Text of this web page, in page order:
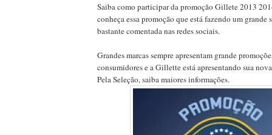
Saiba como participar da promoção Gillete 2013
conheça essa promoção que está fazendo um grande
bastante comentada nas redes sociais.
Grandes marcas sempre apresentam grande
consumidores e a Gillette está apresentando sua
Pela Seleção, saiba maiores informações.